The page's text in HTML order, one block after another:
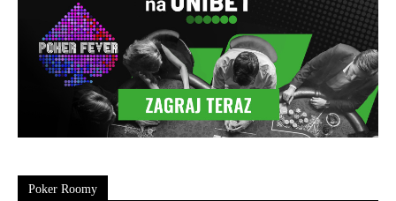
Poker Roomy